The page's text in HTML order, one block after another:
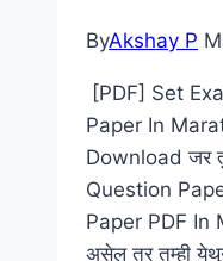
ByAkshay P
[PDF] Set
Paper In
Download जर
Question
Paper PDF In
असेल तर तुम्ही